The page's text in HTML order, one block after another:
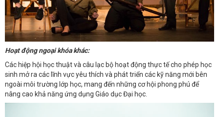
Hoạt động ngoại khóa khác:
Các hiệp hội học thuật và câu lạc bộ hoạt động thực tế cho phép học
sinh mở ra các lĩnh vực yêu thích và phát triển các kỹ năng mới bên
ngoài môi trường lớp học, mang đến những cơ hội phong phú để
nâng cao khả năng ứng dụng Giáo dục Đại học.